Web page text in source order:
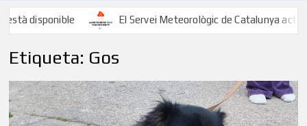
El Servei Meteorològic de Catalunya activa un avís
Etiqueta: Gos